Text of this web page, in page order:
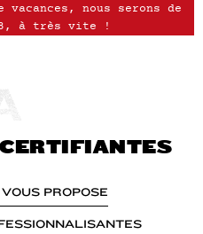
nous serons de
à très vite !
PROPOSE